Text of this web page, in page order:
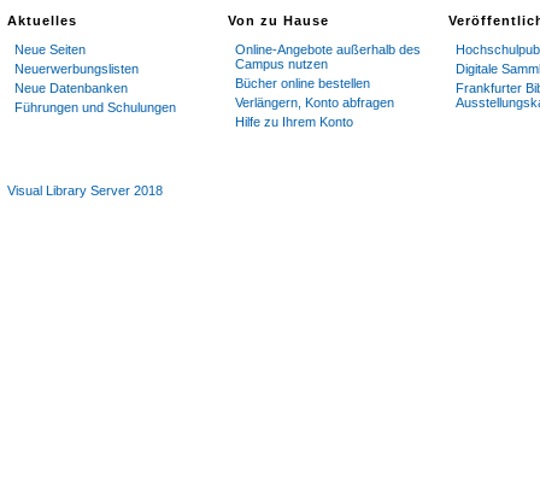
Aktuelles
Neue Seiten
Neuerwerbungslisten
Neue Datenbanken
Führungen und Schulungen
Von zu Hause
Online-Angebote außerhalb des
Campus nutzen
Bücher online bestellen
Verlängern, Konto abfragen
Hilfe zu Ihrem Konto
Digitale
Frankfurter
Visual Library Server 2018